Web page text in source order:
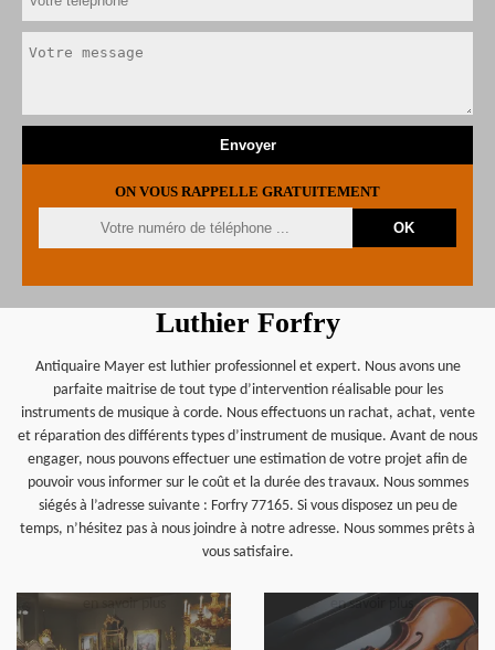
ON VOUS RAPPELLE GRATUITEMENT
Luthier Forfry
Antiquaire Mayer est luthier professionnel et expert. Nous avons une
parfaite maitrise de tout type d’intervention réalisable pour les
instruments de musique à corde. Nous effectuons un rachat, achat, vente
et réparation des différents types d’instrument de musique. Avant de nous
engager, nous pouvons effectuer une estimation de votre projet afin de
pouvoir vous informer sur le coût et la durée des travaux. Nous sommes
siégés à l’adresse suivante : Forfry 77165. Si vous disposez un peu de
temps, n’hésitez pas à nous joindre à notre adresse. Nous sommes prêts à
vous satisfaire.
en savoir plus en savoir plus